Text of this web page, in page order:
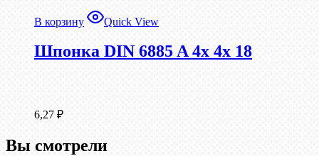
В корзину Quick View
Шпонка DIN 6885 A 4x 4x 18
6,27 ₽
Вы смотрели